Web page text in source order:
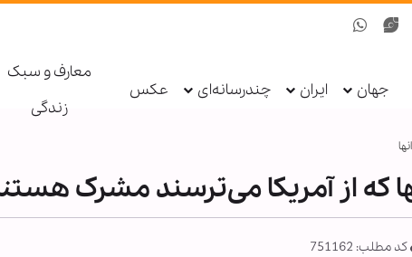
جهان ایران چندرسانه‌ای عکس
معارف و سبک
زندگی
که از آمریکا می‌ترسند مشرک
کد مطلب: 751162